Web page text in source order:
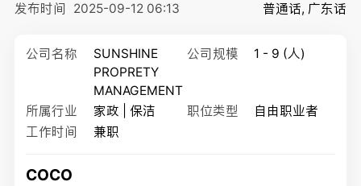
发布时间 2025-09-12 06:13 普通话, 广东话
公司名称
SUNSHINE
PROPRETY
MANAGEMENT
公司规模 1 - 9 (人)
所属行业 家政 | 保洁 职位类型
自由职业者
工作时间
兼职
COCO